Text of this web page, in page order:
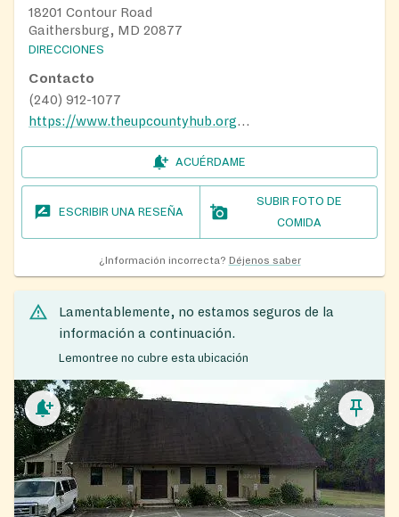
18201 Contour Road
Gaithersburg, MD 20877
DIRECCIONES
Contacto
(240) 912-1077
https://www.theupcountyhub.org/distribution-calendar
ACUÉRDAME
ESCRIBIR UNA RESEÑA
SUBIR FOTO DE
COMIDA
¿Información incorrecta? Déjenos saber
Lamentablemente, no estamos seguros de la
información a continuación.
Lemontree no cubre esta ubicación